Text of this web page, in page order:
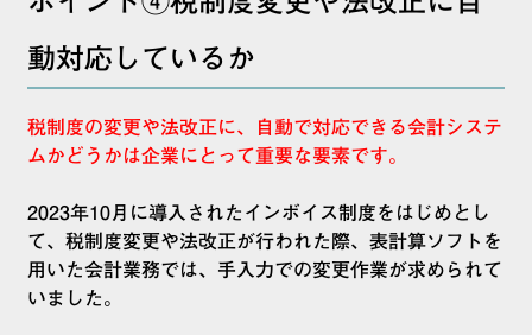
動対応しているか
税制度の変更や法改正に、自動で対応できる会計システ
ムかどうかは企業にとって重要な要素です。
2023年10月に導入されたインボイス制度をはじめとし
て、税制度変更や法改正が行われた際、表計算ソフトを
用いた会計業務では、手入力での変更作業が求められて
いました。